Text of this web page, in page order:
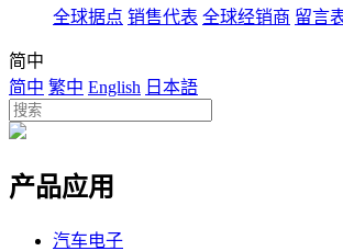
全球据点 销售代表 全球经销商 留言
简中
简中 繁中 English 日本語
产品应用
汽车电子